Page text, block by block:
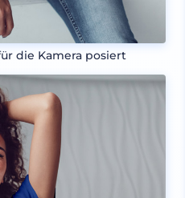
die Kamera posiert